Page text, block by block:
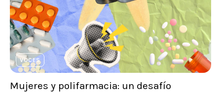
VOCES
Mujeres y polifarmacia: un desafío